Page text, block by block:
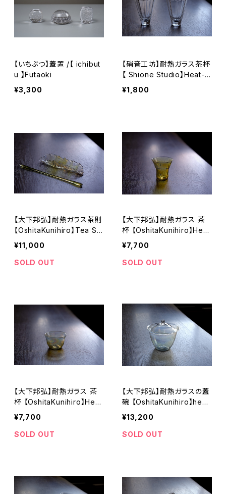
【いちぶつ】蓋置 /【 ichibut
u 】Futaoki
¥3,300
【硝音工坊】耐熱ガラス茶杯
【 Shione Studio】Heat-r
esistant Glass Tea Cup
¥1,800
【大下邦弘】耐熱ガラス茶則
【OshitaKunihiro】Tea Sc
oop
¥11,000
SOLD OUT
【大下邦弘】耐熱ガラス 茶
杯 【OshitaKunihiro】Heat
-resistant glass teacup
¥7,700
SOLD OUT
【大下邦弘】耐熱ガラス 茶
杯 【OshitaKunihiro】Heat
-resistant glass teacup
¥7,700
SOLD OUT
【大下邦弘】耐熱ガラスの蓋
碗 【OshitaKunihiro】heat
-resistant glass gaiwan
¥13,200
SOLD OUT